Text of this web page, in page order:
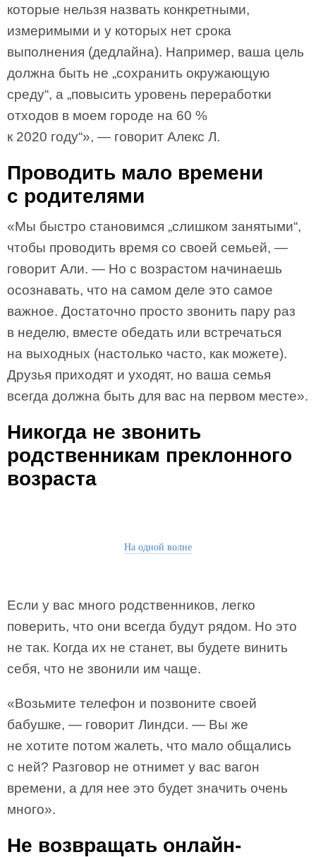
которые нельзя назвать конкретными,
измеримыми и у которых нет срока
выполнения (дедлайна). Например, ваша цель
должна быть не „сохранить окружающую
среду“, а „повысить уровень переработки
отходов в моем городе на 60 %
к 2020 году“», — говорит Алекс Л.
Проводить мало времени
с родителями
«Мы быстро становимся „слишком занятыми“,
чтобы проводить время со своей семьей, —
говорит Али. — Но с возрастом начинаешь
осознавать, что на самом деле это самое
важное. Достаточно просто звонить пару раз
в неделю, вместе обедать или встречаться
на выходных (настолько часто, как можете).
Друзья приходят и уходят, но ваша семья
всегда должна быть для вас на первом месте».
Никогда не звонить
родственникам преклонного
возраста
На одной волне
Если у вас много родственников, легко
поверить, что они всегда будут рядом. Но это
не так. Когда их не станет, вы будете винить
себя, что не звонили им чаще.
«Возьмите телефон и позвоните своей
бабушке, — говорит Линдси. — Вы же
не хотите потом жалеть, что мало общались
с ней? Разговор не отнимет у вас вагон
времени, а для нее это будет значить очень
много».
Не возвращать онлайн-